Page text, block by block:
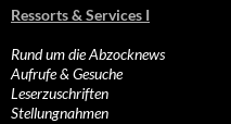
Ressorts & Services I
Rund um die Abzocknews
Aufrufe & Gesuche
Leserzuschriften
Stellungnahmen